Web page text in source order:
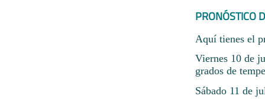
PRONÓSTICO
Aquí tienes el
Viernes 10 de
grados de
Sábado 11 de